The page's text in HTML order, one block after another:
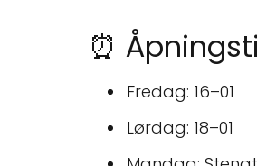
⏰
Fredag: 16–01
Lørdag: 18–01